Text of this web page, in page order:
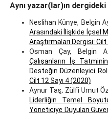
Aynı yazar(lar)ın
Neslihan Künye, Belgin
Arasındaki İlişkide İçsel
Araştırmaları Dergisi: Cilt
Osman Çay, Belgin
Çalışanların İş
Desteğin Düzenleyici
Cilt 12 Sayı 4 (2020)
Aynur Taş, Zülfi Umut
Liderliğin Temel
Yöneticiye Duyulan